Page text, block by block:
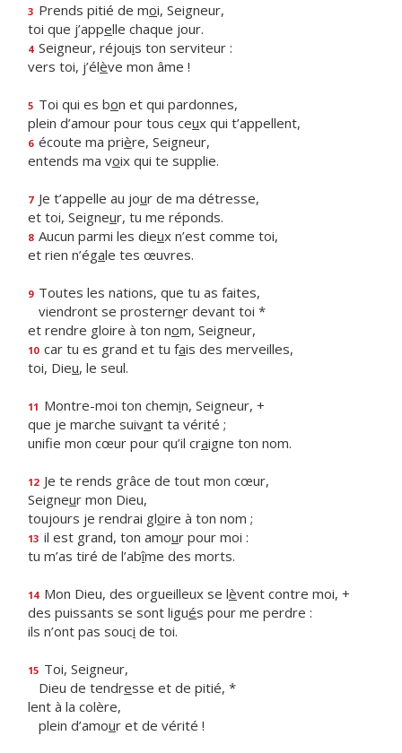
3 Prends pitié de moi, Seigneur,
toi que j’appelle chaque jour.
4 Seigneur, réjouis ton serviteur :
vers toi, j’élève mon âme !
5 Toi qui es bon et qui pardonnes,
plein d’amour pour tous ceux qui t’appellent,
6 écoute ma prière, Seigneur,
entends ma voix qui te supplie.
7 Je t’appelle au jour de ma détresse,
et toi, Seigneur, tu me réponds.
8 Aucun parmi les dieux n’est comme toi,
et rien n’égale tes œuvres.
9 Toutes les nations, que tu as faites,
viendront se prosterner devant toi *
et rendre gloire à ton nom, Seigneur,
10 car tu es grand et tu fais des merveilles,
toi, Dieu, le seul.
11 Montre-moi ton chemin, Seigneur, +
que je marche suivant ta vérité ;
unifie mon cœur pour qu’il craigne ton nom.
12 Je te rends grâce de tout mon cœur,
Seigneur mon Dieu,
toujours je rendrai gloire à ton nom ;
13 il est grand, ton amour pour moi :
tu m’as tiré de l’abîme des morts.
14 Mon Dieu, des orgueilleux se lèvent contre moi, +
des puissants se sont ligués pour me perdre :
ils n’ont pas souci de toi.
15 Toi, Seigneur,
Dieu de tendresse et de pitié, *
lent à la colère,
plein d’amour et de vérité !